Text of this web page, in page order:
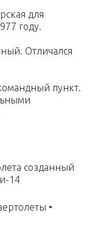
для
году.
Отличался
пункт.
созданный
14
•